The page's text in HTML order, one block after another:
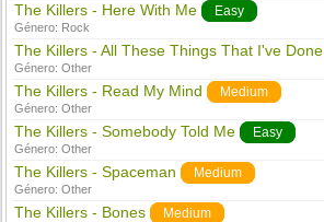
The Killers - Here With Me Easy
Género: Rock
The Killers - All These Things That I've Done
Género:Other
The Killers - Read My Mind Medium
Género:Other
The Killers - Somebody Told Me Easy
Género:Other
The Killers - Spaceman Medium
Género:Other
The Killers - Bones Medium